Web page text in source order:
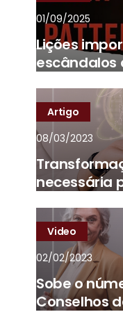
01/09/2025
Lições
escândalos
Artigo
08/03/2023
necessária
Video
02/02/2023
Sobe o
Conselhos